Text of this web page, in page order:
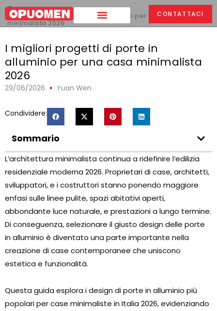
CONTATTACI
Casa >
I migliori progetti di porte in alluminio per una casa
minimalista 2026
I migliori progetti di porte in
alluminio per una casa minimalista
2026
29/06/2026 Yuan Wen
Condividere:
Sommario
L’architettura minimalista continua a ridefinire l’edilizia
residenziale moderna 2026. Proprietari di case, architetti,
sviluppatori, e i costruttori stanno ponendo maggiore
enfasi sulle linee pulite, spazi abitativi aperti,
abbondante luce naturale, e prestazioni a lungo termine.
Di conseguenza, selezionare il giusto design delle porte
in alluminio è diventato una parte importante nella
creazione di case contemporanee che uniscono
estetica e funzionalità.
Questa guida esplora i design di porte in alluminio più
popolari per case minimaliste in Italia 2026, evidenziando